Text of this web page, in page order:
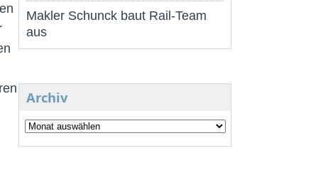
Makler Schunck baut Rail-Team
aus
Archiv